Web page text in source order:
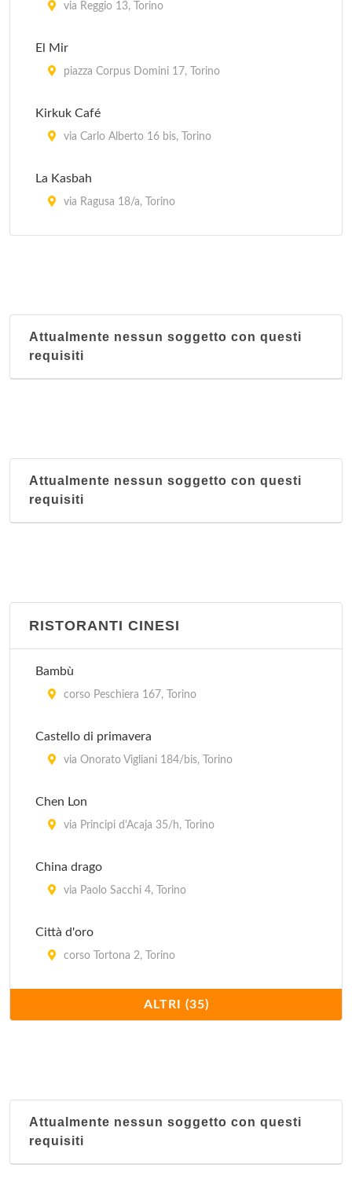
via Reggio 13, Torino
El Mir
piazza Corpus Domini 17, Torino
Kirkuk Café
via Carlo Alberto 16 bis, Torino
La Kasbah
via Ragusa 18/a, Torino
Attualmente nessun soggetto con questi
requisiti
Attualmente nessun soggetto con questi
requisiti
RISTORANTI CINESI
Bambù
corso Peschiera 167, Torino
Castello di primavera
via Onorato Vigliani 184/bis, Torino
Chen Lon
via Principi d'Acaja 35/h, Torino
China drago
via Paolo Sacchi 4, Torino
Città d'oro
corso Tortona 2, Torino
corso Moncalieri 216/c, Torino
Du cheng
ALTRI (35)
Attualmente nessun soggetto con questi
requisiti